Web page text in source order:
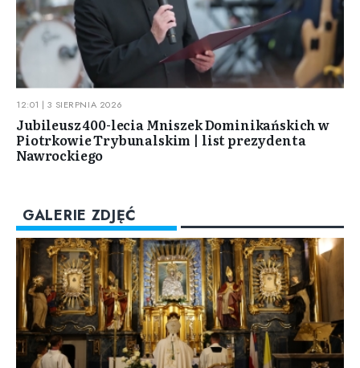
12:01 | 3 SIERPNIA 2026
Jubileusz 400-lecia Mniszek Dominikańskich w
Piotrkowie Trybunalskim | list prezydenta
Nawrockiego
GALERIE ZDJĘĆ